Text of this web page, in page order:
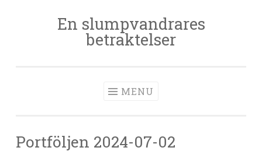
En slumpvandrares
betraktelser
MENU
Portföljen 2024-07-02